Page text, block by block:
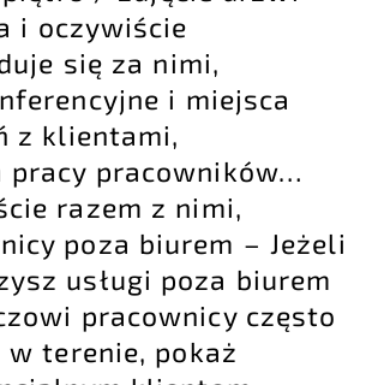
i oczywiście
się za nimi,
i miejsca
z klientami,
pracy pracowników…
razem z nimi,
poza biurem – Jeżeli
usługi poza biurem
pracownicy często
w terenie, pokaż